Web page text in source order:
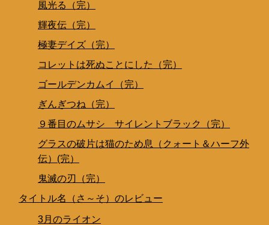
風光る（完）
輝夜伝（完）
極妻デイズ（完）
コレットは死ぬことにした（完）
ゴールデンカムイ（完）
ぎんぎつね（完）
９番目のムサシ サイレントブラック（完）
グラスの破片は猫のため息（クォート＆ハーフ外
伝）(完）
鬼滅の刃（完）
タイトル名（さ～そ）のレビュー
3月のライオン